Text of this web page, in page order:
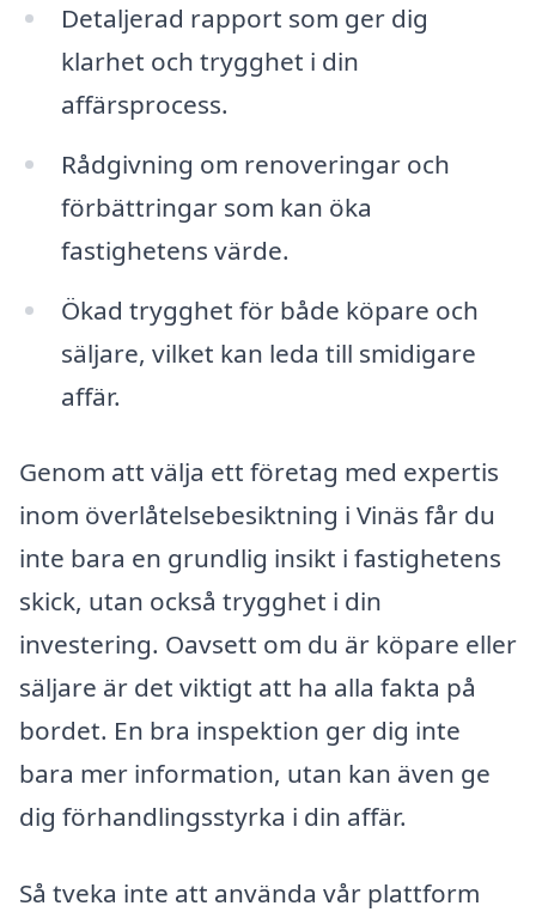
Detaljerad rapport som ger dig
klarhet och trygghet i din
affärsprocess.
Rådgivning om renoveringar och
förbättringar som kan öka
fastighetens värde.
Ökad trygghet för både köpare och
säljare, vilket kan leda till smidigare
affär.
Genom att välja ett företag med expertis
inom överlåtelsebesiktning i Vinäs får du
inte bara en grundlig insikt i fastighetens
skick, utan också trygghet i din
investering. Oavsett om du är köpare eller
säljare är det viktigt att ha alla fakta på
bordet. En bra inspektion ger dig inte
bara mer information, utan kan även ge
dig förhandlingsstyrka i din affär.
Så tveka inte att använda vår plattform